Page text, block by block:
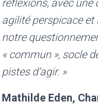
réflexions, avec une
agilité perspicace
notre
« commun », socle
pistes d’agir. »
Mathilde Eden,